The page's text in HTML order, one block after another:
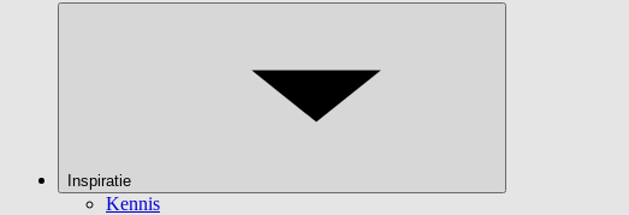
Inspiratie
Kennis